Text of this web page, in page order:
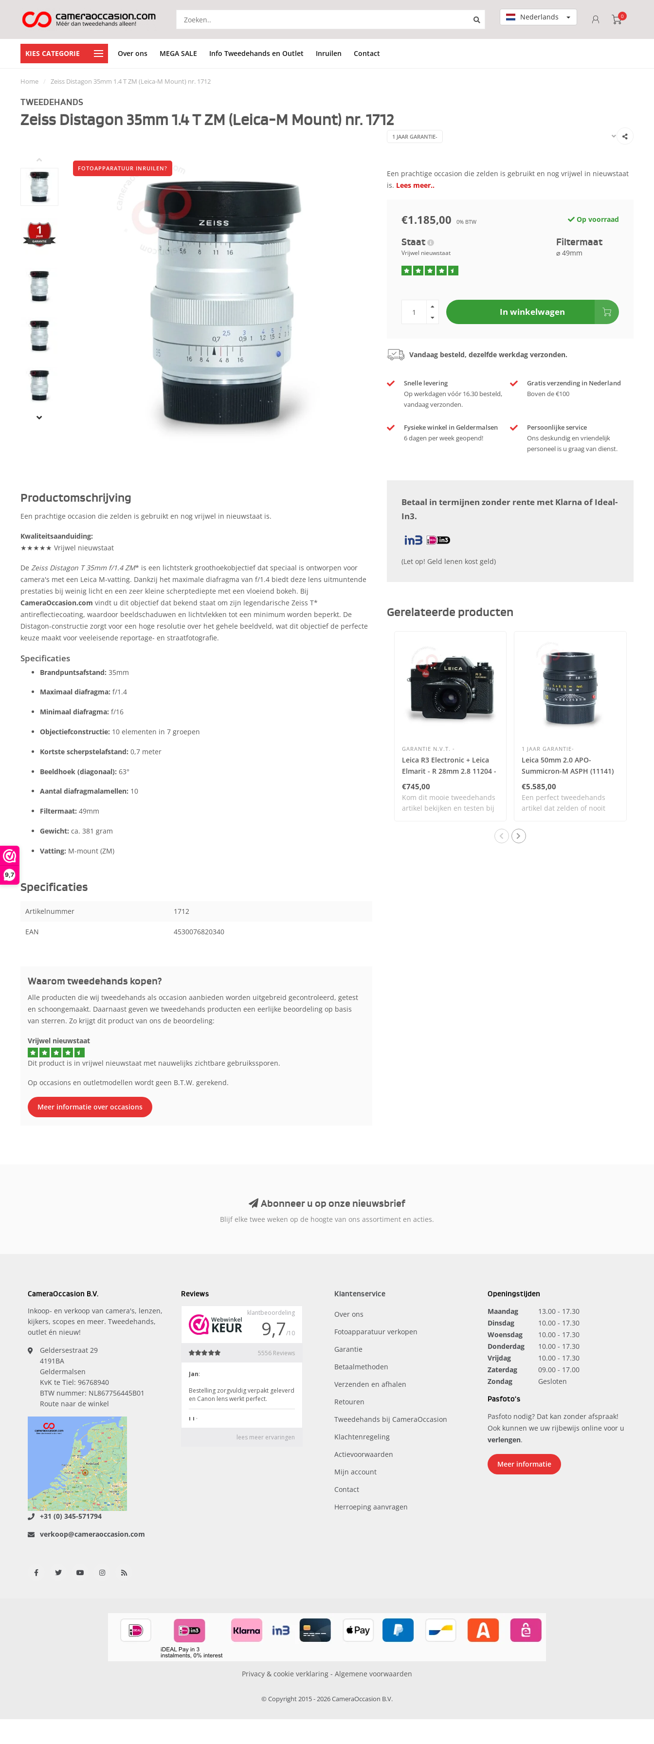
9,7
Nederlands 0
KIES CATEGORIE Over ons MEGA SALE Info Tweedehands en Outlet Inruilen Contact
Home / Zeiss Distagon 35mm 1.4 T ZM (Leica-M Mount) nr. 1712
TWEEDEHANDS
Zeiss Distagon 35mm 1.4 T ZM (Leica-M Mount) nr. 1712
1 JAAR GARANTIE-
FOTOAPPARATUUR INRUILEN?
Een prachtige occasion die zelden is gebruikt en nog vrijwel in nieuwstaat
is. Lees meer..
€1.185,00 0% BTW Op voorraad
Staat
Vrijwel nieuwstaat
Filtermaat
⌀ 49mm
In winkelwagen
Vandaag besteld, dezelfde werkdag verzonden.
Snelle levering
Op werkdagen vóór 16.30 besteld,
vandaag verzonden.
Gratis verzending in Nederland
Boven de €100
Fysieke winkel in Geldermalsen
6 dagen per week geopend!
Persoonlijke service
Ons deskundig en vriendelijk
personeel is u graag van dienst.
Productomschrijving
Een prachtige occasion die zelden is gebruikt en nog vrijwel in nieuwstaat is.
Kwaliteitsaanduiding:
★★★★★ Vrijwel nieuwstaat
De Zeiss Distagon T 35mm f/1.4 ZM* is een lichtsterk groothoekobjectief dat speciaal is ontworpen voor
camera's met een Leica M-vatting. Dankzij het maximale diafragma van f/1.4 biedt deze lens uitmuntende
prestaties bij weinig licht en een zeer kleine scherptediepte met een vloeiend bokeh. Bij
CameraOccasion.com vindt u dit objectief dat bekend staat om zijn legendarische Zeiss T*
antireflectiecoating, waardoor beeldschaduwen en lichtvlekken tot een minimum worden beperkt. De
Distagon-constructie zorgt voor een hoge resolutie over het gehele beeldveld, wat dit objectief de perfecte
keuze maakt voor veeleisende reportage- en straatfotografie.
Specificaties
Brandpuntsafstand: 35mm
Maximaal diafragma: f/1.4
Minimaal diafragma: f/16
Objectiefconstructie: 10 elementen in 7 groepen
Kortste scherpstelafstand: 0,7 meter
Beeldhoek (diagonaal): 63°
Aantal diafragmalamellen: 10
Filtermaat: 49mm
Gewicht: ca. 381 gram
Vatting: M-mount (ZM)
Specificaties
Artikelnummer 1712
EAN 4530076820340
Waarom tweedehands kopen?
Alle producten die wij tweedehands als occasion aanbieden worden uitgebreid gecontroleerd, getest
en schoongemaakt. Daarnaast geven we tweedehands producten een eerlijke beoordeling op basis
van sterren. Zo krijgt dit product van ons de beoordeling:
Vrijwel nieuwstaat
Dit product is in vrijwel nieuwstaat met nauwelijks zichtbare gebruikssporen.
Op occasions en outletmodellen wordt geen B.T.W. gerekend.
Meer informatie over occasions
Betaal in termijnen zonder rente met Klarna of Ideal-
In3.
(Let op! Geld lenen kost geld)
Gerelateerde producten
GARANTIE N.V.T. -
Leica R3 Electronic + Leica
Elmarit - R 28mm 2.8 11204 -
3 cam nr. 0713
€745,00
Kom dit mooie tweedehands
artikel bekijken en testen bij
1 JAAR GARANTIE-
Leica 50mm 2.0 APO-
Summicron-M ASPH (11141)
nr. 2191
€5.585,00
Een perfect tweedehands
artikel dat zelden of nooit
Abonneer u op onze nieuwsbrief
Blijf elke twee weken op de hoogte van ons assortiment en acties.
CameraOccasion B.V.
Inkoop- en verkoop van camera's, lenzen,
kijkers, scopes en meer. Tweedehands,
outlet én nieuw!
Geldersestraat 29
4191BA
Geldermalsen
KvK te Tiel: 96768940
BTW nummer: NL867756445B01
Route naar de winkel
+31 (0) 345-571794
verkoop@cameraoccasion.com
Reviews Klantenservice
Over ons
Fotoapparatuur verkopen
Garantie
Betaalmethoden
Verzenden en afhalen
Retouren
Tweedehands bij CameraOccasion
Klachtenregeling
Actievoorwaarden
Mijn account
Contact
Herroeping aanvragen
Openingstijden
Maandag
13.00 - 17.30
Dinsdag
10.00 - 17.30
Woensdag
10.00 - 17.30
Donderdag
10.00 - 17.30
Vrijdag
10.00 - 17.30
Zaterdag
09.00 - 17.00
Zondag
Gesloten
Pasfoto's
Pasfoto nodig? Dat kan zonder afspraak!
Ook kunnen we uw rijbewijs online voor u
verlengen.
Meer informatie
Privacy & cookie verklaring - Algemene voorwaarden
© Copyright 2015 - 2026 CameraOccasion B.V.